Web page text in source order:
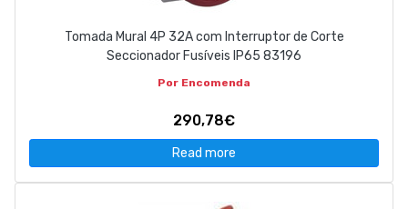
Tomada Mural 4P 32A com Interruptor de Corte
Seccionador Fusíveis IP65 83196
Por Encomenda
290,78€
Read more